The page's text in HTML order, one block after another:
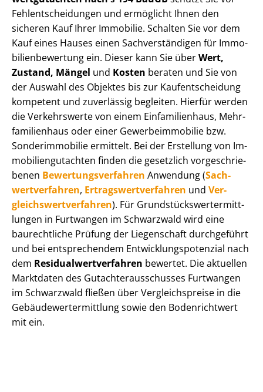
Fehl­ent­schei­dun­gen und ermöglicht Ihnen den
sicheren Kauf Ihrer Immobilie. Schalten Sie vor dem
Kauf eines Hauses einen Sach­ver­stän­di­gen für Im­mo­
bi­li­en­be­wer­tung ein. Dieser kann Sie überWert,
Zustand, Mängel und Kosten beraten und Sie von
der Auswahl des Objektes bis zur Kauf­ent­schei­dung
kompetent und zuverlässig begleiten. Hierfür werden
die Verkehrswerte von einem Einfamilienhaus, Mehr­
fa­mi­li­en­haus oder einer Ge­wer­be­im­mo­bi­lie bzw.
Sonderimmobilie ermittelt. Bei der Erstellung von Im­
mo­bi­li­en­gut­ach­ten finden die gesetzlich vor­ge­schrie­
be­nen Be­wer­tungs­ver­fah­ren Anwendung (Sach­
wert­ver­fah­ren, Er­trags­wert­ver­fah­ren und Ver­
gleichs­wert­ver­fah­ren). Für Grund­stücks­wert­ermitt­
lun­gen in Furtwangen im Schwarzwald wird eine
baurechtliche Prüfung der Liegenschaft durchgeführt
und bei entsprechendem Ent­wick­lungs­po­ten­zi­al nach
dem Re­si­du­al­wert­ver­fah­ren bewertet. Die aktuellen
Marktdaten des Gut­ach­ter­aus­schus­ses Furtwangen
im Schwarzwald fließen über Ver­gleichs­prei­se in die
Ge­bäu­de­wert­ermitt­lung sowie den Bodenrichtwert
mit ein.